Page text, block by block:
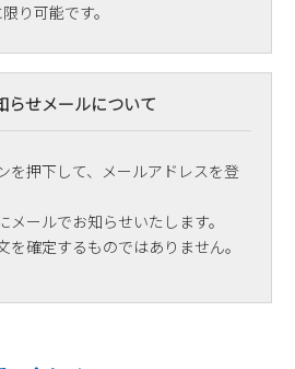
り可能です。
らせメールについて
を押下して、メールアドレスを登
メールでお知らせいたします。
を確定するものではありません。